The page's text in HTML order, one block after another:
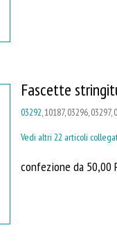
Fascette
03292 , 10187, 03296,
Vedi altri 22 articoli
confezione da 50,00